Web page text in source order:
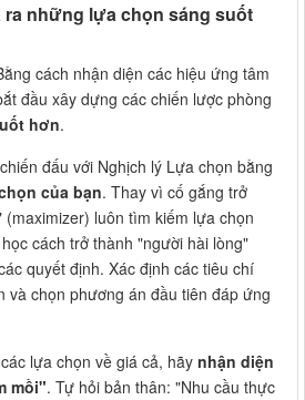
ra những lựa chọn sáng suốt
cách nhận diện các hiệu ứng tâm
đầu xây dựng các chiến lược phòng
hơn.
đấu với Nghịch lý Lựa chọn bằng
của bạn. Thay vì cố gắng trở
luôn tìm kiếm lựa chọn
cách trở thành "người hài lòng"
quyết định. Xác định các tiêu chí
và chọn phương án đầu tiên đáp ứng
lựa chọn về giá cả, hãy nhận diện
mồi". Tự hỏi bản thân: "Nhu cầu thực